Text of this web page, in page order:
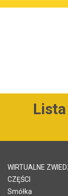
WIRTUALNE
CZĘŚCI
Smółka